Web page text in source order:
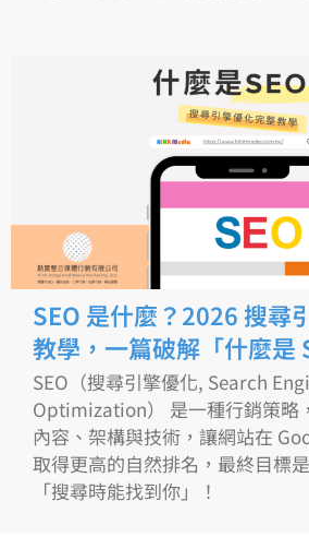
SEO 是什麼？2026 搜尋
教學，一篇破解「什麼是
SEO（搜尋引擎優化, Search
Optimization） 是一種行銷策略
內容、架構與技術，讓網站在
取得更高的自然排名，最終目標
「搜尋時能找到你」！